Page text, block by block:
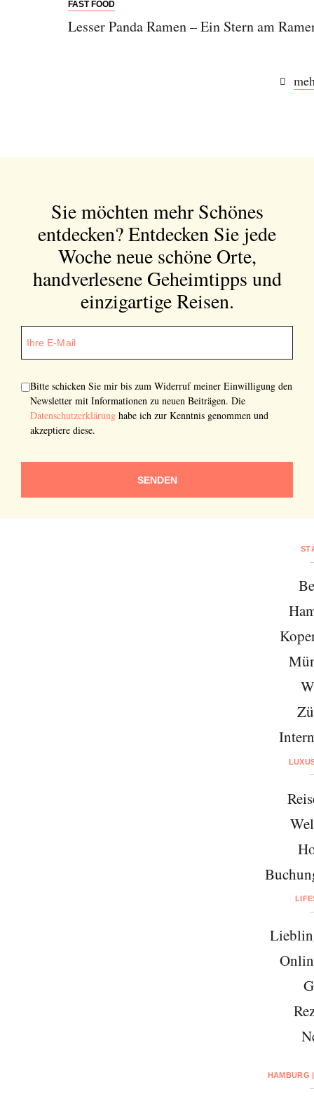
FAST FOOD
Lesser Panda Ramen – Ein Stern am
Sie möchten mehr Schönes
entdecken?Entdecken Sie jede
Woche neue schöne Orte,
handverlesene Geheimtipps und
einzigartige Reisen.
Bitte schicken Sie mir bis zum Widerruf meiner Einwilligung den
Newsletter mit Informationen zu neuen Beiträgen. Die
Datenschutzerklärung habe ich zur Kenntnis genommen und
akzeptiere diese.
SENDEN
HAMBURG